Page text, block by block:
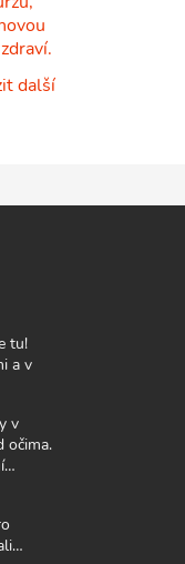
další
tu!
a v
v
očima.